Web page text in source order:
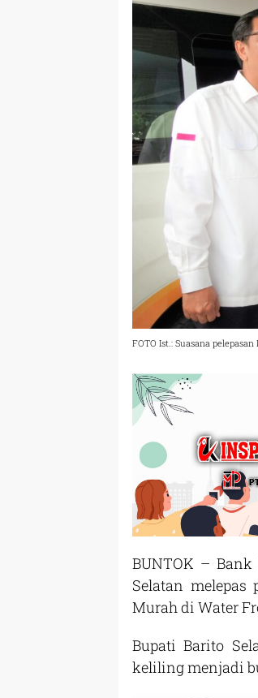
FOTO Ist.: Suasana
BUNTOK –
Selatan
Murah di Water
Bupati Barito
keliling menjadi